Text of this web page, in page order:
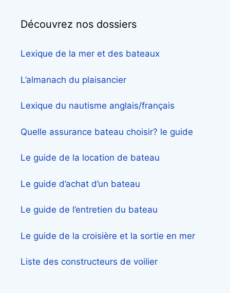
Découvrez nos dossiers
Lexique de la mer et des bateaux
L’almanach du plaisancier
Lexique du nautisme anglais/français
Quelle assurance bateau choisir? le guide
Le guide de la location de bateau
Le guide d’achat d’un bateau
Le guide de l’entretien du bateau
Le guide de la croisière et la sortie en mer
Liste des constructeurs de voilier